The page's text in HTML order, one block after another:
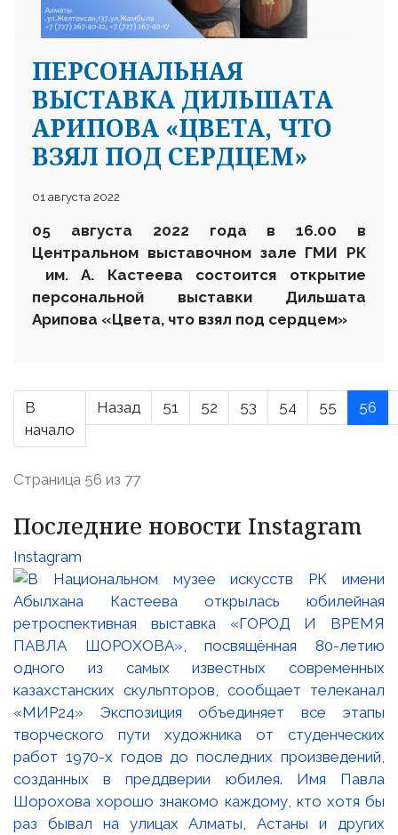
ПЕРСОНАЛЬНАЯ
ВЫСТАВКА ДИЛЬШАТА
АРИПОВА «ЦВЕТА, ЧТО
ВЗЯЛ ПОД СЕРДЦЕМ»
01 августа 2022
05 августа 2022 года в 16.00 в
Центральном выставочном зале ГМИ РК
им. А. Кастеева состоится открытие
персональной выставки
Дильшата
Арипова «Цвета, что взял под сердцем»
В
начало
Назад 51 52 53 54 55 56
Страница 56 из 77
Последние новости Instagram
Instagram